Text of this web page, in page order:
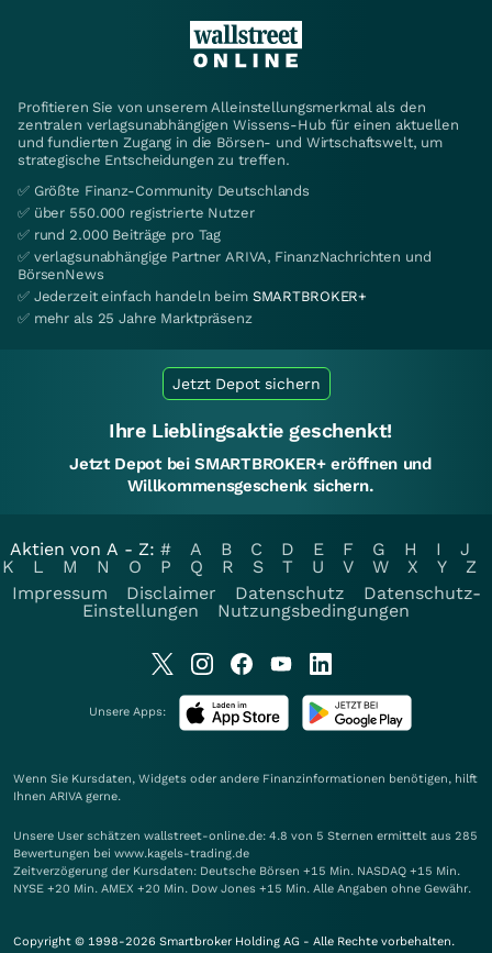
Profitieren Sie von unserem Alleinstellungsmerkmal als den
zentralen verlagsunabhängigen Wissens-Hub für einen aktuellen
und fundierten Zugang in die Börsen- und Wirtschaftswelt, um
strategische Entscheidungen zu treffen.
✅ Größte Finanz-Community Deutschlands
✅ über 550.000 registrierte Nutzer
✅ rund 2.000 Beiträge pro Tag
✅ verlagsunabhängige Partner ARIVA, FinanzNachrichten und
BörsenNews
✅ Jederzeit einfach handeln beim SMARTBROKER+
✅ mehr als 25 Jahre Marktpräsenz
Jetzt Depot sichern
Ihre Lieblingsaktie geschenkt!
Jetzt Depot bei SMARTBROKER+ eröffnen und
Willkommensgeschenk sichern.
Aktien von A - Z: # A B C D E F G H I
J
K
L M N O P Q R S T U V W X Y
Z
Impressum
Disclaimer Datenschutz
Datenschutz-
Einstellungen
Nutzungsbedingungen
Unsere Apps:
Wenn Sie Kursdaten, Widgets oder andere Finanzinformationen benötigen, hilft
Ihnen ARIVA gerne.
Unsere User schätzen wallstreet-online.de: 4.8 von 5 Sternen ermittelt aus 285
Bewertungen bei www.kagels-trading.de
Zeitverzögerung der Kursdaten: Deutsche Börsen +15 Min. NASDAQ +15 Min.
NYSE +20 Min. AMEX +20 Min. Dow Jones +15 Min. Alle Angaben ohne Gewähr.
Copyright © 1998-2026 Smartbroker Holding AG - Alle Rechte vorbehalten.